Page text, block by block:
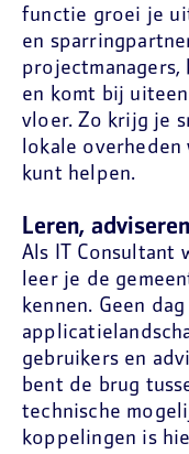
functie groei je
en
en komt bij
vloer. Zo krijg je
lokale
kunt helpen.
Leren,
Als IT Consultant
leer je de
kennen. Geen
gebruikers en
bent de brug
technische
koppelingen is